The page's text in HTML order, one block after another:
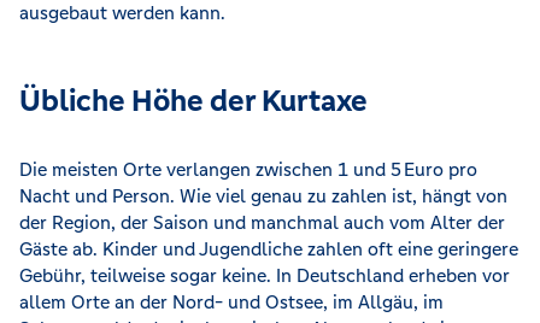
ausgebaut werden kann.
Übliche Höhe der Kurtaxe
Die meisten Orte verlangen zwischen 1 und 5 Euro pro
Nacht und Person. Wie viel genau zu zahlen ist, hängt von
der Region, der Saison und manchmal auch vom Alter der
Gäste ab. Kinder und Jugendliche zahlen oft eine geringere
Gebühr, teilweise sogar keine. In Deutschland erheben vor
allem Orte an der Nord- und Ostsee, im Allgäu, im